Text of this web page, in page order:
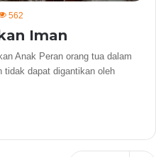
562
Iman
Anak Peran orang tua dalam
tidak dapat digantikan oleh